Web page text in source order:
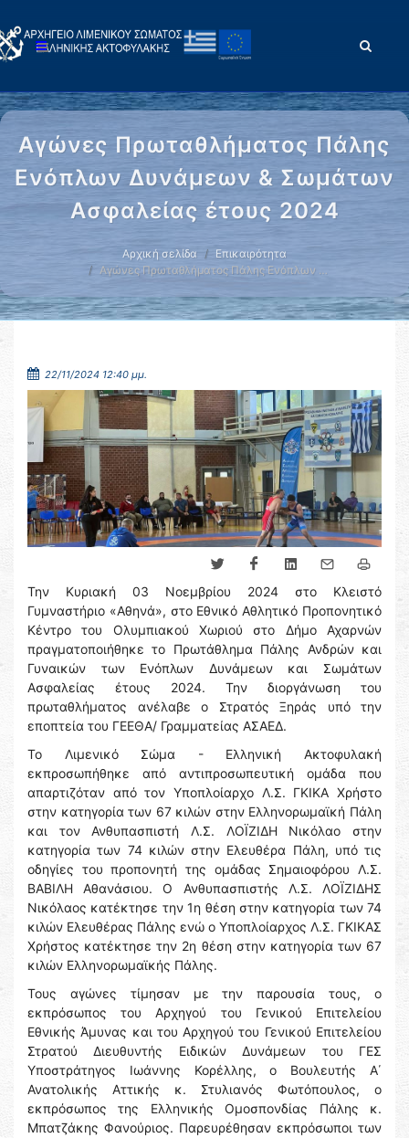
Αγώνες Πρωταθλήματος Πάλης
Ενόπλων Δυνάμεων & Σωμάτων
Ασφαλείας έτους 2024
Αρχική σελίδα
Επικαιρότητα
Αγώνες Πρωταθλήματος Πάλης Ενόπλων …
22/11/2024 12:40 μμ.
Την Κυριακή 03 Νοεμβρίου 2024 στο Κλειστό
Γυμναστήριο «Αθηνά», στο Εθνικό Αθλητικό Προπονητικό
Κέντρο του Ολυμπιακού Χωριού στο Δήμο Αχαρνών
πραγματοποιήθηκε το Πρωτάθλημα Πάλης Ανδρών και
Γυναικών των Ενόπλων Δυνάμεων και Σωμάτων
Ασφαλείας έτους 2024. Την διοργάνωση του
πρωταθλήματος ανέλαβε ο Στρατός Ξηράς υπό την
εποπτεία του ΓΕΕΘΑ/ Γραμματείας ΑΣΑΕΔ.
Το Λιμενικό Σώμα - Ελληνική Ακτοφυλακή
εκπροσωπήθηκε από αντιπροσωπευτική ομάδα που
απαρτιζόταν από τον Υποπλοίαρχο Λ.Σ. ΓΚΙΚΑ Χρήστο
στην κατηγορία των 67 κιλών στην Ελληνορωμαϊκή Πάλη
και τον Ανθυπασπιστή Λ.Σ. ΛΟΪΖΙΔΗ Νικόλαο στην
κατηγορία των 74 κιλών στην Ελευθέρα Πάλη, υπό τις
οδηγίες του προπονητή της ομάδας Σημαιοφόρου Λ.Σ.
ΒΑΒΙΛΗ Αθανάσιου. Ο Ανθυπασπιστής Λ.Σ. ΛΟΪΖΙΔΗΣ
Νικόλαος κατέκτησε την 1η θέση στην κατηγορία των 74
κιλών Ελευθέρας Πάλης ενώ ο Υποπλοίαρχος Λ.Σ. ΓΚΙΚΑΣ
Χρήστος κατέκτησε την 2η θέση στην κατηγορία των 67
κιλών Ελληνορωμαϊκής Πάλης.
Τους αγώνες τίμησαν με την παρουσία τους, ο
εκπρόσωπος του Αρχηγού του Γενικού Επιτελείου
Εθνικής Άμυνας και του Αρχηγού του Γενικού Επιτελείου
Στρατού Διευθυντής Ειδικών Δυνάμεων του ΓΕΣ
Υποστράτηγος Ιωάννης Κορέλλης, ο Βουλευτής Α΄
Ανατολικής Αττικής κ. Στυλιανός Φωτόπουλος, ο
εκπρόσωπος της Ελληνικής Ομοσπονδίας Πάλης κ.
Μπατζάκης Φανούριος. Παρευρέθησαν εκπρόσωποι των